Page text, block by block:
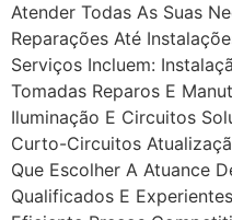
Atender Todas As Suas
Reparações Até
Serviços Incluem:
Tomadas Reparos E
Iluminação E Circuitos
Curto-Circuitos
Que Escolher A Atuance
Qualificados E